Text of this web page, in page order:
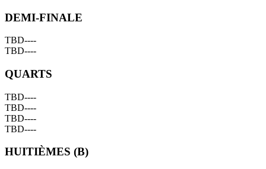
DEMI-FINALE
TBD----
TBD----
QUARTS
TBD----
TBD----
TBD----
TBD----
HUITIÈMES (B)